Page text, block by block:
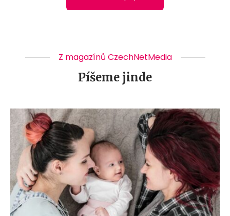
Z magazínů CzechNetMedia
Píšeme jinde